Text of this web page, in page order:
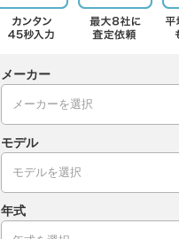
メーカー
モデル
年式